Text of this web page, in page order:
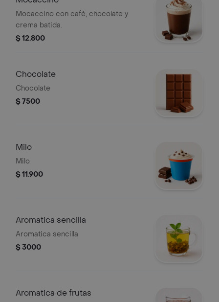
Mocaccino con café, chocolate y
crema batida.
$ 12.800
Chocolate
Chocolate
$ 7500
Milo
Milo
$ 11.900
Aromatica sencilla
Aromatica sencilla
$ 3000
Aromatica de frutas